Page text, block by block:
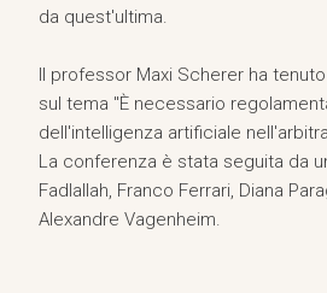
da quest'ultima.
Il professor Maxi Scherer ha
sul tema "È necessario
dell'intelligenza artificiale
La conferenza è stata seguita da
Fadlallah, Franco Ferrari, Diana
Alexandre Vagenheim.